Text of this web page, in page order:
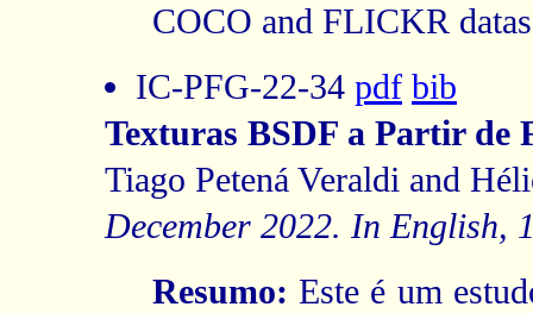
COCO and FLICKR
IC-PFG-22-34 pdf bib
Texturas BSDF a Partir de
Tiago Petená Veraldi and
December 2022. In English,
Resumo: Este é um